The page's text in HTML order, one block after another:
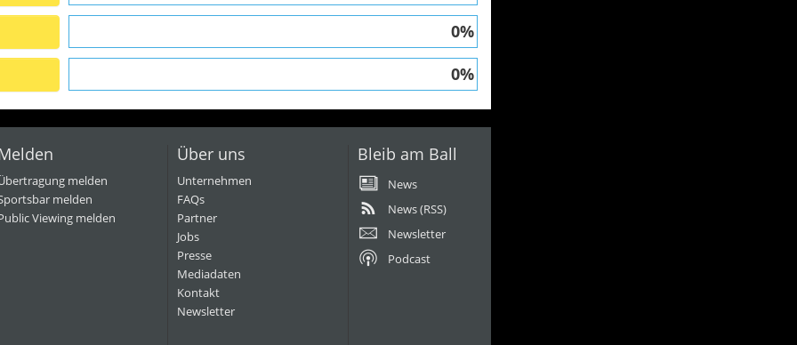
0%
0%
melden
melden
Viewing melden
Über uns
Unternehmen
FAQs
Partner
Jobs
Presse
Mediadaten
Kontakt
Newsletter
Bleib am Ball
News
News (RSS)
Newsletter
Podcast